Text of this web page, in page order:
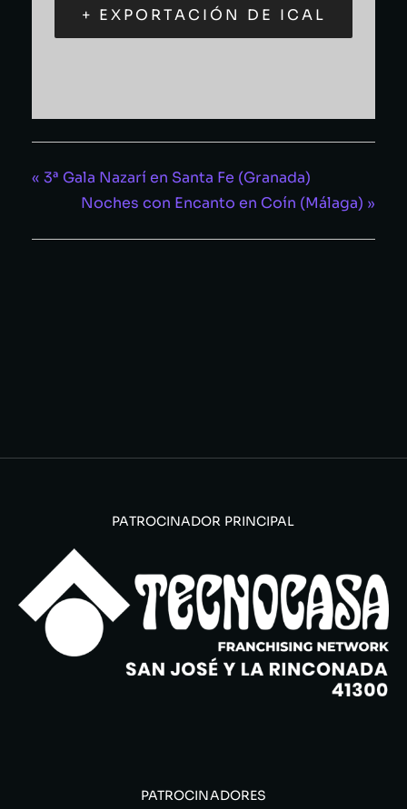
+ EXPORTACIÓN DE ICAL
« 3ª Gala Nazarí en Santa Fe (Granada)
Noches con Encanto en Coín (Málaga) »
PATROCINADOR PRINCIPAL
PATROCINADORES